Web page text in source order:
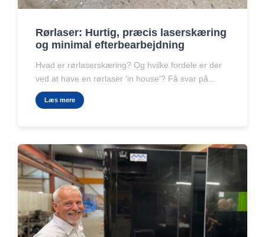
Rørlaser: Hurtig, præcis laserskæring
og minimal efterbearbejdning
Hvad er rørlaserskæring? Og hvilke fordele er der
ved at have en rørlaser 'in house'? Få svar på...
Læs mere